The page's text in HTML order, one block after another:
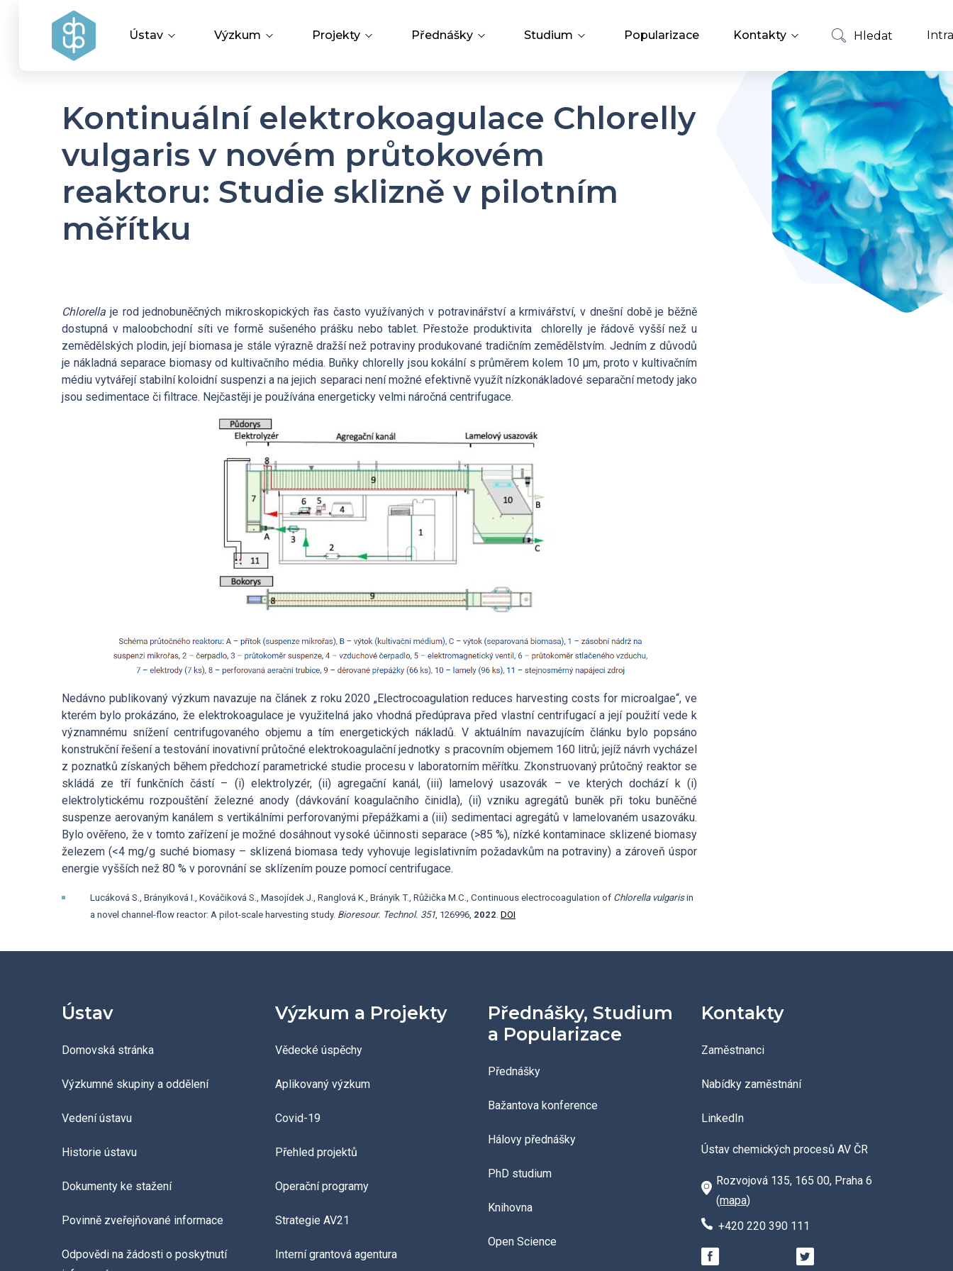
Ústav
Historie ústavu
Dokumenty ke stažení
Povinně zveřejňované
informace
Ombudsman a ombudsmanka
ÚCHP
Odpovědi na žádosti o
poskytnutí informací
Výzkum
Covid-19
Projekty
Strategie AV21
Přednášky
Bažantova konference
Hálovy přednášky
Studium
Open Science
Popularizace Kontakty
Zaměstnanci
Nabídky zaměstnání
Hledat
Hledat
Kontinuální elektrokoagulace Chlorelly
vulgaris v novém průtokovém
reaktoru: Studie sklizně v pilotním
měřítku
Chlorella je rod jednobuněčných mikroskopických řas často využívaných v potravinářství a krmivářství, v dnešní době je běžně
dostupná v maloobchodní síti ve formě sušeného prášku nebo tablet. Přestože produktivita chlorelly je řádově vyšší než u
zemědělských plodin, její biomasa je stále výrazně dražší než potraviny produkované tradičním zemědělstvím. Jedním z důvodů
je nákladná separace biomasy od kultivačního média. Buňky chlorelly jsou kokální s průměrem kolem 10 µm, proto v kultivačním
médiu vytvářejí stabilní koloidní suspenzi a na jejich separaci není možné efektivně využít nízkonákladové separační metody jako
jsou sedimentace či filtrace. Nejčastěji je používána energeticky velmi náročná centrifugace.
Nedávno publikovaný výzkum navazuje na článek z roku 2020 „Electrocoagulation reduces harvesting costs for microalgae“, ve
kterém bylo prokázáno, že elektrokoagulace je využitelná jako vhodná předúprava před vlastní centrifugací a její použití vede k
významnému snížení centrifugovaného objemu a tím energetických nákladů. V aktuálním navazujícím článku bylo popsáno
konstrukční řešení a testování inovativní průtočné elektrokoagulační jednotky s pracovním objemem 160 litrů; jejíž návrh vycházel
z poznatků získaných během předchozí parametrické studie procesu v laboratorním měřítku. Zkonstruovaný průtočný reaktor se
skládá ze tří funkčních částí – (i) elektrolyzér, (ii) agregační kanál, (iii) lamelový usazovák – ve kterých dochází k (i)
elektrolytickému rozpouštění železné anody (dávkování koagulačního činidla), (ii) vzniku agregátů buněk při toku buněčné
suspenze aerovaným kanálem s vertikálními perforovanými přepážkami a (iii) sedimentaci agregátů v lamelovaném usazováku.
Bylo ověřeno, že v tomto zařízení je možné dosáhnout vysoké účinnosti separace (>85 %), nízké kontaminace sklizené biomasy
železem (<4 mg/g suché biomasy – sklizená biomasa tedy vyhovuje legislativním požadavkům na potraviny) a zároveň úspor
energie vyšších než 80 % v porovnání se sklízením pouze pomocí centrifugace.
Lucáková S., Brányiková I., Kováčiková S., Masojídek J., Ranglová K., Brányik T., Růžička M.C., Continuous electrocoagulation of Chlorella vulgarisin
a novel channel-flow reactor: A pilot-scale harvesting study. Bioresour. Technol. 351, 126996, 2022. DOI
Ústav
Domovská stránka
Výzkumné skupiny a oddělení
Vedení ústavu
Historie ústavu
Dokumenty ke stažení
Povinně zveřejňované informace
Odpovědi na žádosti o poskytnutí
Výzkum a Projekty
Vědecké úspěchy
Aplikovaný výzkum
Covid-19
Přehled projektů
Operační programy
Strategie AV21
Interní grantová agentura
Přednášky, Studium
a Popularizace
Přednášky
Bažantova konference
Hálovy přednášky
PhD studium
Knihovna
Open Science
Kontakty
Zaměstnanci
Nabídky zaměstnání
LinkedIn
Ústav chemických procesů AV ČR
Rozvojová 135, 165 00, Praha 6
(mapa)
+420 220 390 111